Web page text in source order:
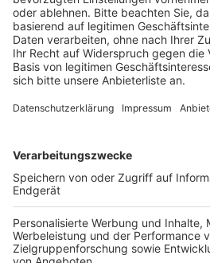
Die Allgemeinen
Anzeige
Auch als Podcast!
Anzeige
Begleitend zur Sendung könnt ihr
sonntags eine neue Folge